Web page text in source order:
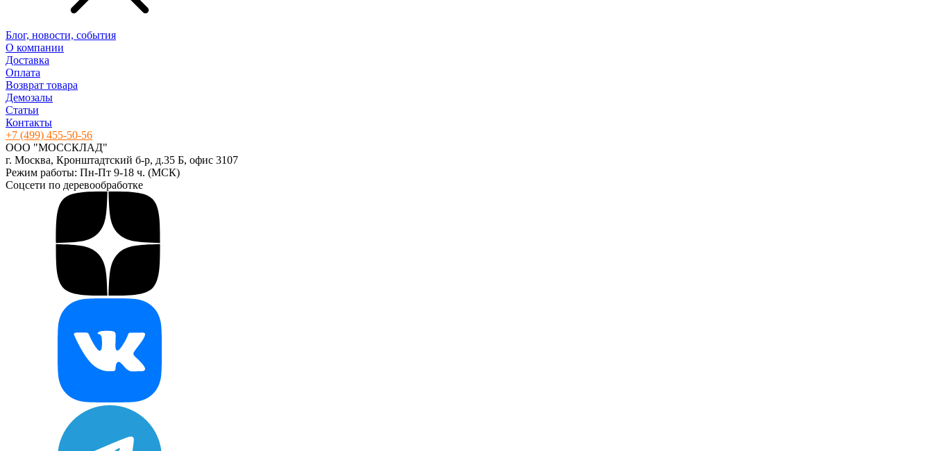
Блог, новости, события
О компании
Доставка
Оплата
Возврат товара
Демозалы
Статьи
Контакты
+7 (499) 455-50-56
ООО "МОССКЛАД"
г. Москва, Кронштадтский б-р, д.35 Б, офис 3107
Режим работы: Пн-Пт 9-18 ч. (МСК)
Соцсети по деревообработке